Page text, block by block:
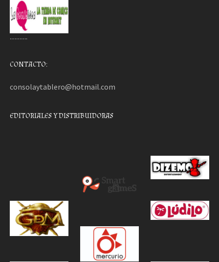
………..
CONTACTO:
consolaytablero@hotmail.com
EDITORIALES Y DISTRIBUIDORAS